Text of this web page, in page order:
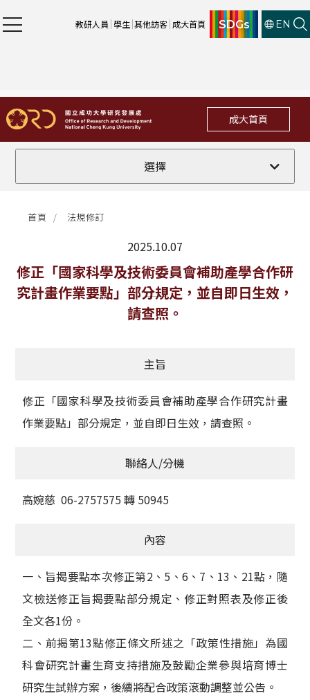
教研人員 學生 其他訪客 成大首頁 SDGs EN
成大首頁
選擇
全部
法規修訂
補助獎項
活動訊息
學術榮譽
其他
活動花絮
首頁 法規修訂
2025.10.07
最新消息
修正「國家科學及技術委員會補助產學合作研
究計畫作業要點」部分規定，並自即日生效，
請查照。
主旨
修正「國家科學及技術委員會補助產學合作研究計畫
作業要點」部分規定，並自即日生效，請查照。
聯絡人/分機
高婉慈 06-2757575 轉 50945
內容
一、旨揭要點本次修正第2、5、6、7、13、21點，隨
文檢送修正旨揭要點部分規定、修正對照表及修正後
全文各1份。
二、前揭第13點修正條文所述之「政策性措施」為國
科會研究計畫生育支持措施及鼓勵企業參與培育博士
研究生試辦方案，後續將配合政策滾動調整並公告。